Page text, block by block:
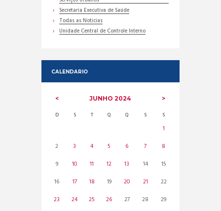
Secretaria Executiva de Saúde
Todas as Noticias
Unidade Central de Controle Interno
CALENDARIO
JUNHO2024
D S T Q Q S S
1
2
3 4 5 6 7
8
9
10 11 12 13 14
15
16
17 18 19 20 21
22
23
24 25 26 27 28 29